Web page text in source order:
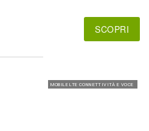
SCOPRI
MOBILE LTE CONNETTIVITÀ E VOCE